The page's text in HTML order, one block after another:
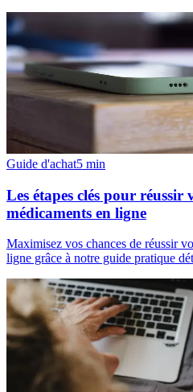
Guide d'achat5 min
Les étapes clés pour réussir
médicaments en ligne
Maximisez vos chances de réussir
ligne grâce à notre guide pratique